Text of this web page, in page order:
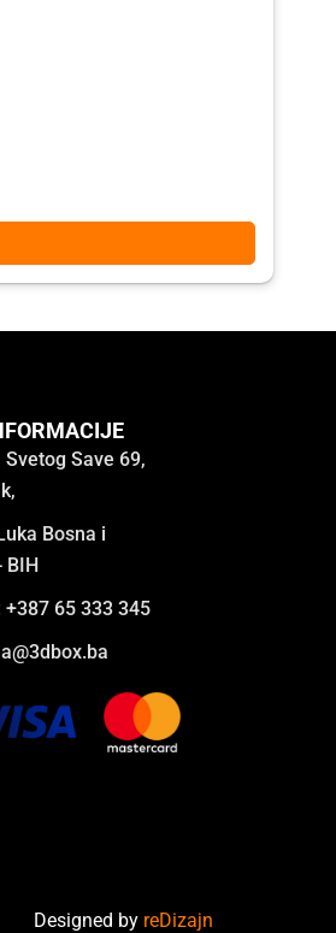
Svetog Save 69,
Bosna i
BIH
+387 65 333 345
Designed by reDizajn